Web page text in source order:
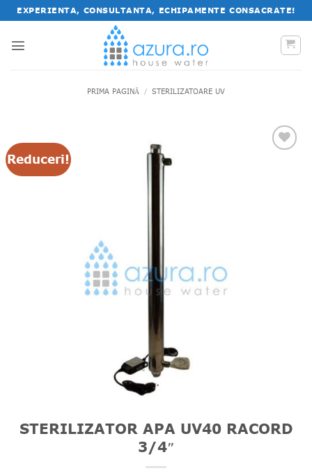
Salt
la
conținut
EXPERIENTA, CONSULTANTA, ECHIPAMENTE CONSACRATE!
PRIMA PAGINĂ / STERILIZATOARE UV
Reduceri!
STERILIZATOR APA UV40 RACORD
3/4″